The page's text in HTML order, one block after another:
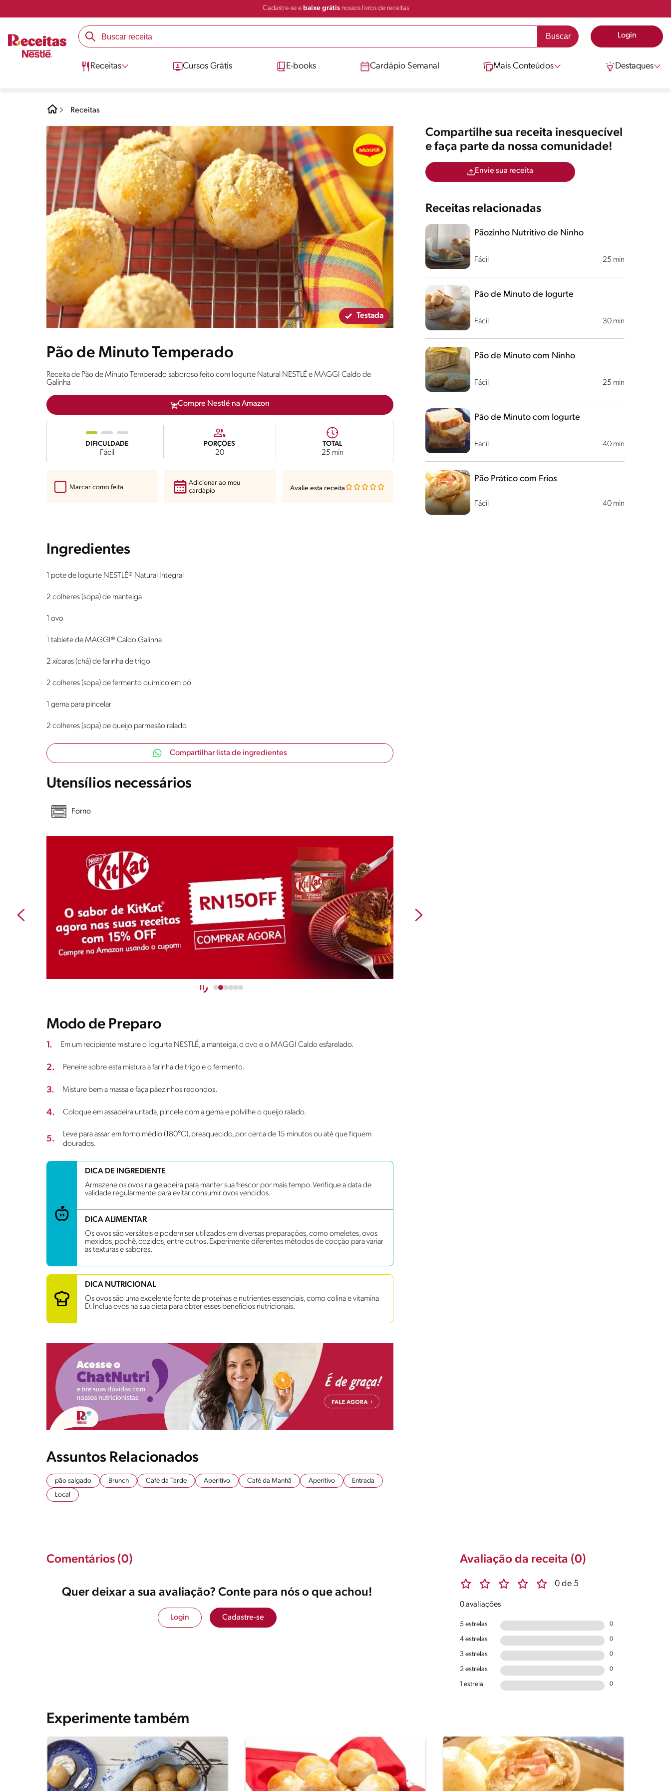
Cadastre-se e baixe grátisnossos livros de receitas
Login
Receitas Cursos Grátis E-books Cardápio Semanal Mais Conteúdos Destaques
Receitas
Testada
Pão de Minuto Temperado
Receita de Pão de Minuto Temperado saboroso feito com Iogurte Natural NESTLÉ e MAGGI Caldo de
Galinha
Compre Nestlé na Amazon
DIFICULDADE
Fácil
PORÇÕES
20
TOTAL
25 min
Marcar como feita
Adicionar ao meu
cardápio
Avalie esta receita
Ingredientes
1 pote de Iogurte NESTLÉ® Natural Integral
2 colheres (sopa) de manteiga
1 ovo
1 tablete de MAGGI® Caldo Galinha
2 xícaras (chá) de farinha de trigo
2 colheres (sopa) de fermento químico em pó
1 gema para pincelar
2 colheres (sopa) de queijo parmesão ralado
Compartilhar lista de ingredientes
Utensílios necessários
Forno
Modo de Preparo
1. Em um recipiente misture o Iogurte NESTLÉ, a manteiga, o ovo e o MAGGI Caldo esfarelado.
2. Peneire sobre esta mistura a farinha de trigo e o fermento.
3. Misture bem a massa e faça pãezinhos redondos.
4. Coloque em assadeira untada, pincele com a gema e polvilhe o queijo ralado.
5.
Leve para assar em forno médio (180°C), preaquecido, por cerca de 15 minutos ou até que fiquem
dourados.
DICA DE INGREDIENTE
Armazene os ovos na geladeira para manter sua frescor por mais tempo. Verifique a data de
validade regularmente para evitar consumir ovos vencidos.
DICA ALIMENTAR
Os ovos são versáteis e podem ser utilizados em diversas preparações, como omeletes, ovos
mexidos, pochê, cozidos, entre outros. Experimente diferentes métodos de cocção para variar
as texturas e sabores.
DICA NUTRICIONAL
Os ovos são uma excelente fonte de proteínas e nutrientes essenciais, como colina e vitamina
D. Inclua ovos na sua dieta para obter esses benefícios nutricionais.
Assuntos Relacionados
pão salgado Brunch Café da Tarde Aperitivo Café da Manhã Aperitivo
Entrada
Local
Compartilhe sua receita inesquecível
e faça parte da nossa comunidade!
Envie sua receita
Receitas relacionadas
Fácil 25 min
Pãozinho Nutritivo de Ninho
Fácil 30 min
Pão de Minuto de Iogurte
Fácil 25 min
Pão de Minuto com Ninho
Fácil 40 min
Pão de Minuto com Iogurte
Fácil 40 min
Pão Prático com Frios
Avaliação da receita (0)
0 de 5
0 avaliações
5 estrelas 0
4 estrelas 0
3 estrelas 0
2 estrelas 0
1 estrela 0
Comentários (0)
Quer deixar a sua avaliação? Conte para nós o que achou!
Login Cadastre-se
Experimente também